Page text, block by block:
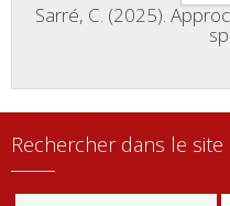
Sarré, C. (2025).
Rechercher dans le site